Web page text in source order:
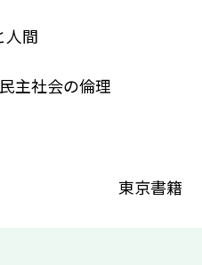
間
主社会の倫理
東京書籍